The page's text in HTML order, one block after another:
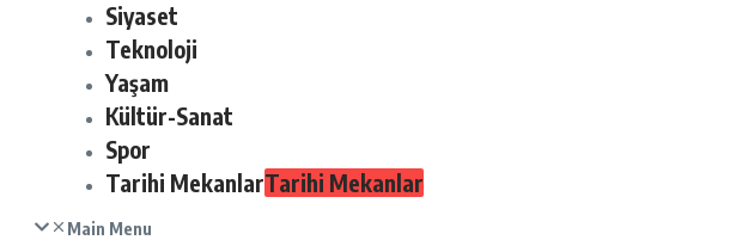
Siyaset
Teknoloji
Yaşam
Kültür-Sanat
Spor
Tarihi MekanlarTarihi Mekanlar
Main Menu